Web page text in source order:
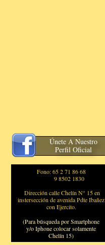
Únete A Nuestro
Perfil Oficial
Fono: 65 2 71 86 68
9 8502 1830
Dirección calle Chelín N° 15 en
instersección de avenida Pdte Ibañez
con Ejercito.
(Para búsqueda por Smartphone
y/o Iphone colocar solamente
Chelín 15)